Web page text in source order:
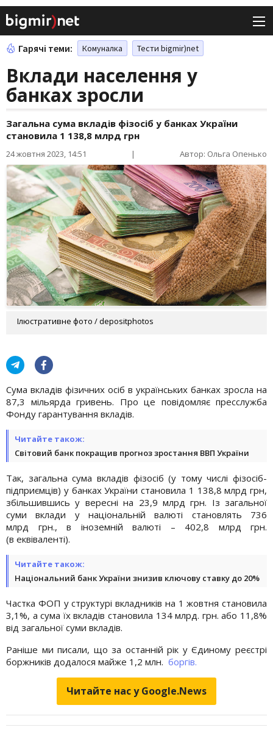
Гарячі теми: Комуналка Тести bigmir)net
Вклади населення у
банках зросли
Загальна сума вкладів фізосіб у банках України
становила 1 138,8 млрд грн
24 жовтня 2023, 14:51 | Автор: Ольга Опенько
Ілюстративне фото / depositphotos
Сума вкладів фізичних осіб в українських банках зросла на
87,3 мільярда гривень. Про це повідомляє пресслужба
Фонду гарантування вкладів.
Читайте також:
Світовий банк покращив прогноз зростання ВВП України
Так, загальна сума вкладів фізосіб (у тому числі фізосіб-
підприємців) у банках України становила 1 138,8 млрд грн,
збільшившись у вересні на 23,9 млрд грн. Із загальної
суми вклади у національній валюті становлять 736
млрд грн., в іноземній валюті – 402,8 млрд грн.
(в еквіваленті).
Читайте також:
Національний банк України знизив ключову ставку до 20%
Частка ФОП у структурі вкладників на 1 жовтня становила
3,1%, а сума їх вкладів становила 134 млрд. грн. або 11,8%
від загальної суми вкладів.
Раніше ми писали, що за останній рік у Єдиному реєстрі
боржників додалося майже 1,2 млн. боргів.
Читайте нас у Google.News